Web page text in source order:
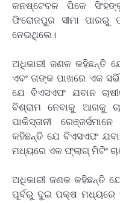
କନଷ୍ଟେବଳ ପିକେ
ଫିରୋଜପୁର ସୀମା ପାରରୁ
ନେଇଥିଲେ।
ଅଧିକାରୀ ଜଣକ କହିଛନ୍ତି
ଏବଂ ତାଙ୍କ ପାଖରେ ଏକ
ଯେ ବିଏସଏଫ ଯବାନ
ବିଶ୍ରାମ ନେବାକୁ ଆଗକୁ
ପାକିସ୍ତାନୀ
କହିଛନ୍ତି ଯେ ବିଏସଏଫ
ମଧ୍ୟରେ ଏକ ଫ୍ଲାଗ୍ ମିଟିଂ
ଅଧିକାରୀ ଜଣକ କହିଛନ୍ତି
ପୂର୍ବରୁ ଦୁଇ ପକ୍ଷ ମଧ୍ୟରେ